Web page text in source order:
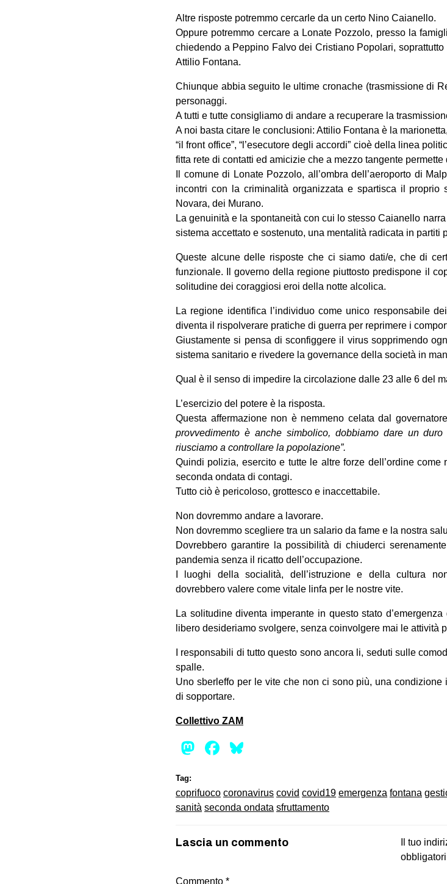
Altre risposte potremmo cercarle da un certo Nino Caianello.
Oppure potremmo cercare a Lonate Pozzolo, presso la
chiedendo a Peppino Falvo dei Cristiano Popolari,
Attilio Fontana.
Chiunque abbia seguito le ultime cronache (trasmissione di
personaggi.
A tutti e tutte consigliamo di andare a recuperare la
A noi basta citare le conclusioni: Attilio Fontana è la marionetta,
“il front office”, “l’esecutore degli accordi” cioè della linea
fitta rete di contatti ed amicizie che a mezzo tangente
Il comune di Lonate Pozzolo, all’ombra dell’aeroporto di
incontri con la criminalità organizzata e spartisca il proprio
Novara, dei Murano.
La genuinità e la spontaneità con cui lo stesso Caianello
sistema accettato e sostenuto, una mentalità radicata in partiti
Queste alcune delle risposte che ci siamo dati/e, che di
funzionale. Il governo della regione piuttosto predispone il
solitudine dei coraggiosi eroi della notte alcolica.
La regione identifica l’individuo come unico responsabile
diventa il rispolverare pratiche di guerra per reprimere i
Giustamente si pensa di sconfiggere il virus sopprimendo
sistema sanitario e rivedere la governance della società in
Qual è il senso di impedire la circolazione dalle 23 alle 6 del
L’esercizio del potere è la risposta.
Questa affermazione non è nemmeno celata dal
provvedimento è anche simbolico, dobbiamo dare un
riusciamo a controllare la popolazione”.
Quindi polizia, esercito e tutte le altre forze dell’ordine
seconda ondata di contagi.
Tutto ciò è pericoloso, grottesco e inaccettabile.
Non dovremmo andare a lavorare.
Non dovremmo scegliere tra un salario da fame e la nostra
Dovrebbero garantire la possibilità di chiuderci
pandemia senza il ricatto dell’occupazione.
I luoghi della socialità, dell’istruzione e della cultura
dovrebbero valere come vitale linfa per le nostre vite.
La solitudine diventa imperante in questo stato
libero desideriamo svolgere, senza coinvolgere mai le attività
I responsabili di tutto questo sono ancora li, seduti sulle
spalle.
Uno sberleffo per le vite che non ci sono più, una
di sopportare.
Collettivo ZAM
Mastodon
Facebook
Tag:
coprifuoco coronavirus covid covid19 emergenza fontana
sanità seconda ondata sfruttamento
Lascia un commento Il tuo
Commento *